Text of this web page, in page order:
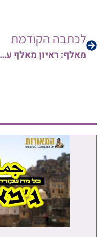
לכתבה הקודמת
מאלף: ראיון מאלף עם הגאון הגדול רבי עזריאל מנצור שליט"א לרגל יומא דהילולא למרן הרב יוסף צובירי זצוק"ל • יריעה נרחבת